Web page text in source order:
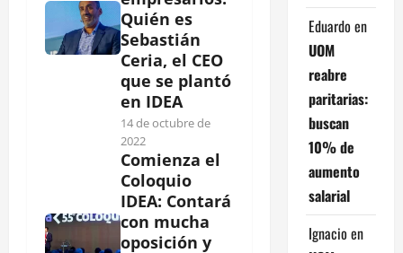
Quién es
Sebastián
Ceria, el CEO
que se plantó
en IDEA
14 de octubre de
2022
Comienza el
Coloquio
IDEA: Contará
con mucha
oposición y
Eduardo en
UOM
reabre
paritarias:
buscan
10% de
aumento
salarial
Ignacio en